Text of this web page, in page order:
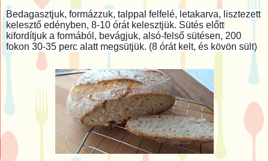
Bedagasztjuk, formázzuk, talppal felfelé, letakarva, lisztezett
kelesztő edényben, 8-10 órát kelesztjük. Sütés előtt
kifordítjuk a formából, bevágjuk, alsó-felső sütésen, 200
fokon 30-35 perc alatt megsütjük. (8 órát kelt, és kövön sült)